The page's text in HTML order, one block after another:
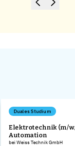
Duales Studium
Elektrotechnik (m/
Automation
bei Weiss Technik GmbH